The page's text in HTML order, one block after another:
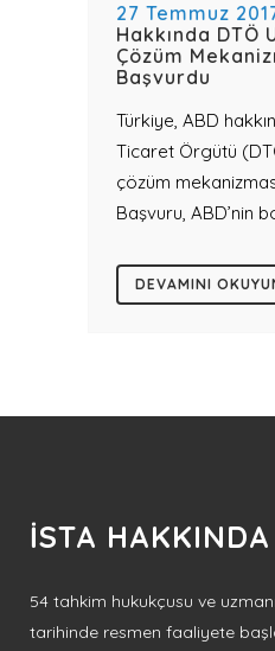
27 Temmuz
Hakkında DTÖ
Çözüm
Başvurdu
Türkiye, ABD
Ticaret Örgütü
çözüm
Başvuru, ABD’nin
DEVAMINI
İSTA HAKKINDA
54 tahkim hukukçusu ve
tarihinde resmen faaliyete